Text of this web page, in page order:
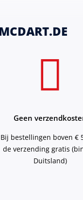
Geen
Bij bestellingen boven €
de verzending gratis
Duitsland)